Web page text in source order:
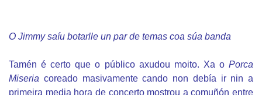
O Jimmy saíu botarlle un par de temas coa súa banda
Tamén é certo que o público axudou moito. Xa o Porca
Miseria coreado masivamente cando non debía ir nin a
primeira media hora de concerto mostrou a comuñón entre